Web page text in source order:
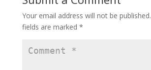
o
k
n
Your email address will not be published.
fields are marked *